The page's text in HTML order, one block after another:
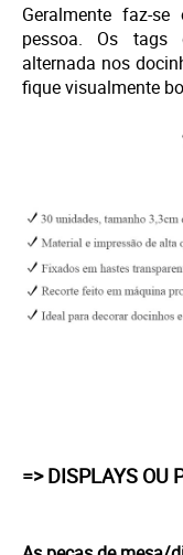
Geralmente faz-
pessoa. Os tags
alternada nos
fique visualmente
=> DISPLAYS OU